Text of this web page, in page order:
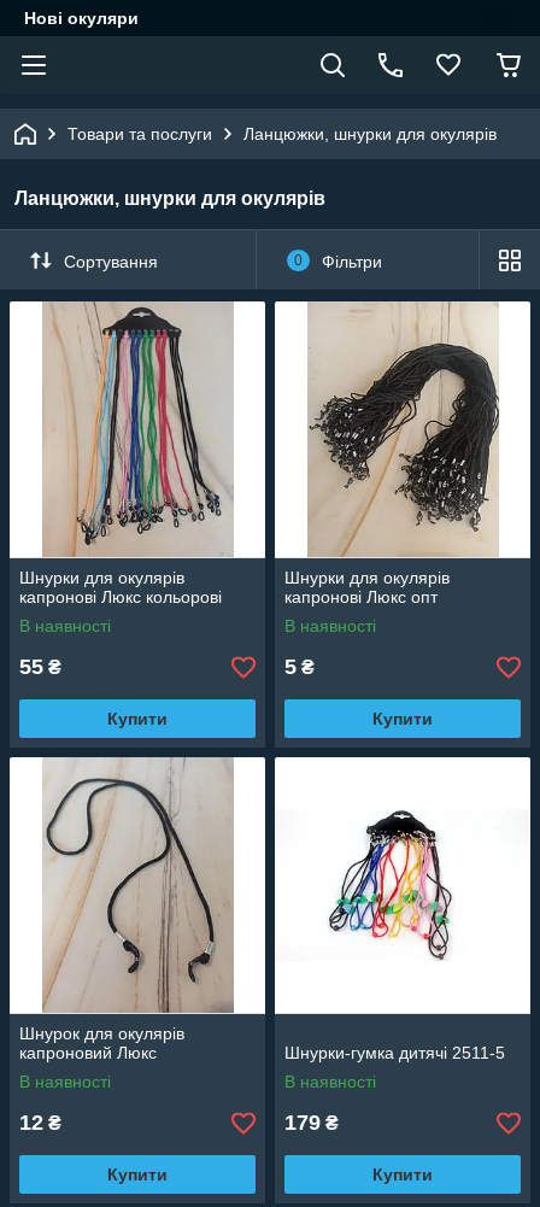
Нові окуляри
Товари та послуги Ланцюжки, шнурки для окулярів
Ланцюжки, шнурки для окулярів
Сортування 0 Фільтри
Шнурки для окулярів
капронові Люкс кольорові
В наявності
55 ₴
Купити
Шнурки для окулярів
капронові Люкс опт
В наявності
5 ₴
Купити
Шнурок для окулярів
капроновий Люкс
В наявності
12 ₴
Купити
Шнурки-гумка дитячі 2511-5
В наявності
179 ₴
Купити